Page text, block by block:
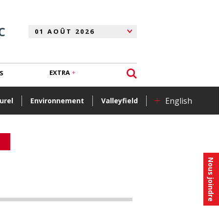
Nous joindre
Environnement Valleyfield + English
EXTRA